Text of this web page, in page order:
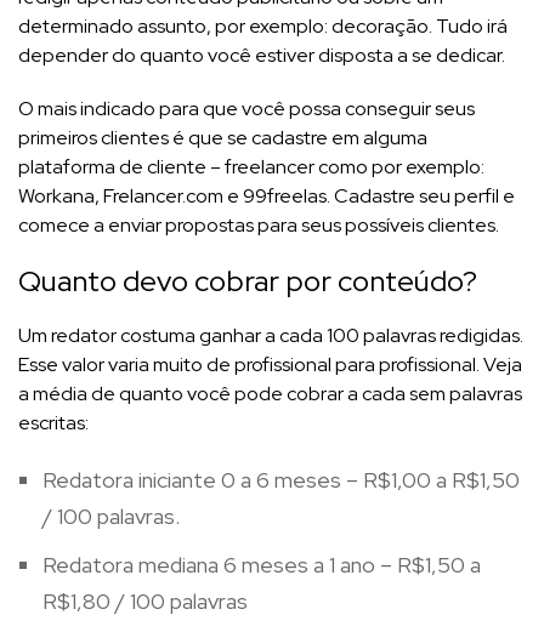
determinado assunto, por exemplo: decoração. Tudo irá
depender do quanto você estiver disposta a se dedicar.
O mais indicado para que você possa conseguir seus
primeiros clientes é que se cadastre em alguma
plataforma de cliente – freelancer como por exemplo:
Workana, Frelancer.com e 99freelas. Cadastre seu perfil e
comece a enviar propostas para seus possíveis clientes.
Quanto devo cobrar por conteúdo?
Um redator costuma ganhar a cada 100 palavras redigidas.
Esse valor varia muito de profissional para profissional. Veja
a média de quanto você pode cobrar a cada sem palavras
escritas:
Redatora iniciante 0 a 6 meses – R$1,00 a R$1,50
/ 100 palavras.
Redatora mediana 6 meses a 1 ano – R$1,50 a
R$1,80 / 100 palavras